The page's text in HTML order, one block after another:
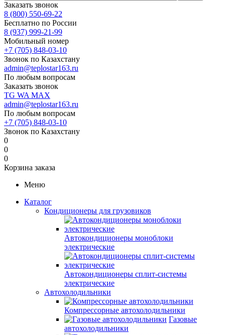
Заказать звонок
8 (800) 550-69-22
Бесплатно по России
8 (937) 999-21-99
Мобильный номер
+7 (705) 848-03-10
Звонок по Казахстану
admin@teplostar163.ru
По любым вопросам
Заказать звонок
TG WA MAX
admin@teplostar163.ru
По любым вопросам
+7 (705) 848-03-10
Звонок по Казахстану
0
0
0
Корзина заказа
Меню
Каталог
Кондиционеры для грузовиков
Автокондиционеры моноблоки
электрические
Автокондиционеры сплит-системы
электрические
Автохолодильники
Компрессорные автохолодильники
Газовые
автохолодильники